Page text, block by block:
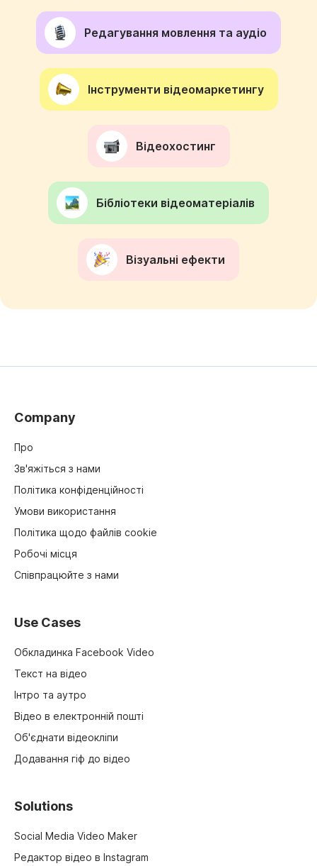
Редагування мовлення та аудіо
Інструменти відеомаркетингу
Відеохостинг
Бібліотеки відеоматеріалів
Візуальні ефекти
Company
Про
Зв'яжіться з нами
Політика конфіденційності
Умови використання
Політика щодо файлів cookie
Робочі місця
Співпрацюйте з нами
Use Cases
Обкладинка Facebook Video
Текст на відео
Інтро та аутро
Відео в електронній пошті
Об'єднати відеокліпи
Додавання гіф до відео
Solutions
Social Media Video Maker
Редактор відео в Instagram